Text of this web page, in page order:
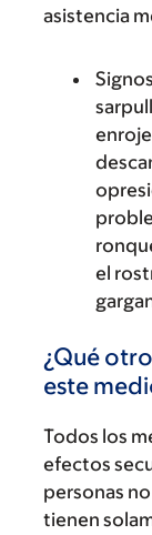
asistencia
el
¿Qué
este
Todos los
efectos
personas
tienen